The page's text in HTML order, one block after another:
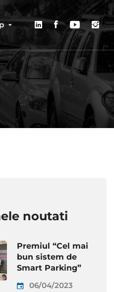
noutati
Premiul “Cel mai
bun sistem de
Smart Parking”
06/04/2023